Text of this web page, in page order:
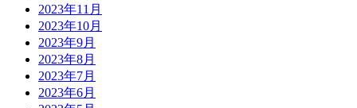
2023年11月
2023年10月
2023年9月
2023年8月
2023年7月
2023年6月